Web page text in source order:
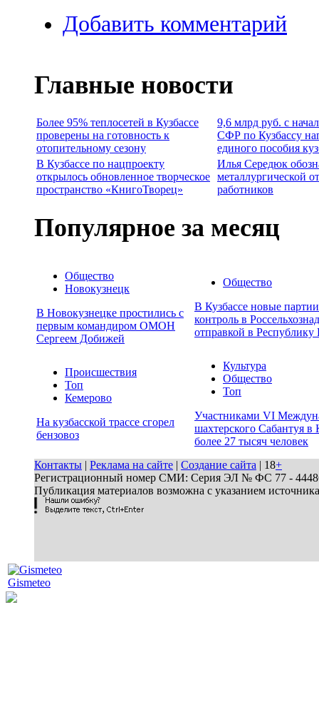
Добавить комментарий
Главные новости
Более 95% теплосетей в Кузбассе
проверены на готовность к
отопительному сезону
9,6 млрд руб. с
СФР по Кузбассу
единого пособия
В Кузбассе по нацпроекту
открылось обновленное творческое
пространство «КнигоТворец»
Илья Середюк
металлургической
работников
Популярное за месяц
Общество
Новокузнецк
В Новокузнецке простились с
первым командиром ОМОН
Сергеем Добижей
Общество
В Кузбассе новые
контроль в
отправкой в Республику
Происшествия
Топ
Кемерово
На кузбасской трассе сгорел
бензовоз
Культура
Общество
Топ
Участниками VI
шахтерского Сабантуя в
более 27 тысяч человек
Контакты | Реклама на сайте | Создание сайта | 18+
Регистрационный номер СМИ: Серия ЭЛ № ФС 77 - 44486
Публикация материалов возможна с указанием
Gismeteo